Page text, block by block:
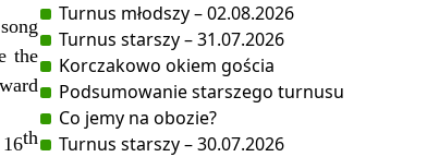
the
th
Turnus młodszy – 02.08.2026
Turnus starszy – 31.07.2026
Korczakowo okiem gościa
Podsumowanie starszego turnusu
Co jemy na obozie?
Turnus starszy – 30.07.2026